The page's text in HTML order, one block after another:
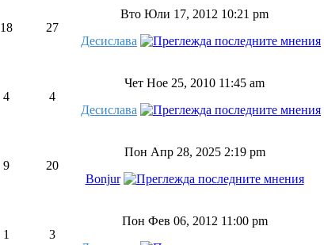
18
27
Вто Юли 17, 2012 10:21 pm
Десислава
4
4
Чет Ное 25, 2010 11:45 am
Десислава
9
20
Пон Апр 28, 2025 2:19 pm
Bonjur
1
3
Пон Фев 06, 2012 11:00 pm